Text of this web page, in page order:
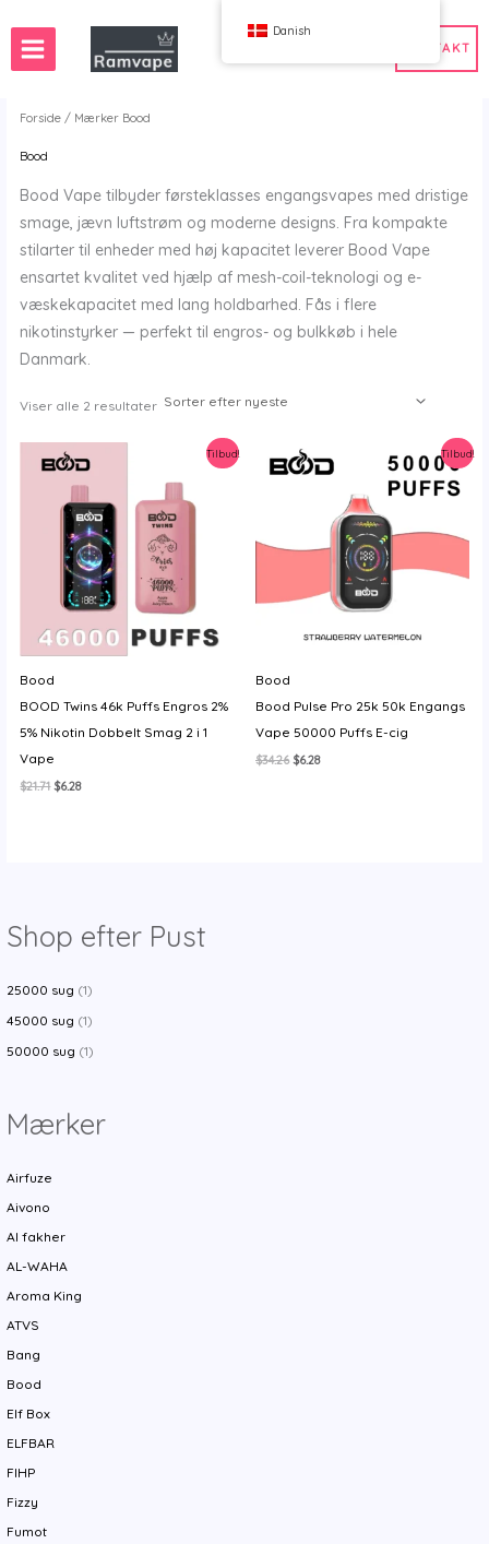
indhold
KONTAKT
Shop efter Pust
25000 sug (1)
45000 sug (1)
50000 sug (1)
Mærker
Airfuze
Aivono
Al fakher
AL-WAHA
Aroma King
ATVS
Bang
Bood
Elf Box
ELFBAR
FIHP
Fizzy
Fumot
Forside / Mærker Bood
Bood
Bood Vape tilbyder førsteklasses engangsvapes med dristige
smage, jævn luftstrøm og moderne designs. Fra kompakte
stilarter til enheder med høj kapacitet leverer Bood Vape
ensartet kvalitet ved hjælp af mesh-coil-teknologi og e-
væskekapacitet med lang holdbarhed. Fås i flere
nikotinstyrker — perfekt til engros- og bulkkøb i hele
Danmark.
Viser alle 2 resultaterSorteret
Tilbud!
Bood
BOOD Twins 46k Puffs Engros 2%
5% Nikotin Dobbelt Smag 2 i 1
Vape
$21.71 Den
$6.28Den
Tilbud!
Bood
Bood Pulse Pro 25k 50k Engangs
Vape 50000 Puffs E-cig
$34.26 Den
$6.28Den
engros vape
Spanien engros vape
Bang
OKSO
Vozol
Danish